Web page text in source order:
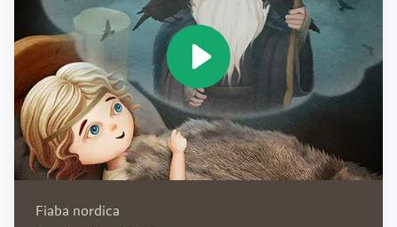
Fiaba nordica